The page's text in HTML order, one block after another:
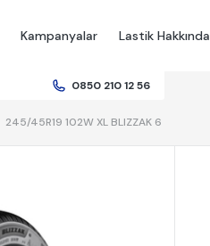
Kampanyalar Lastik Hakkında
0850 210 12 56
245/45R19 102W XL BLIZZAK 6